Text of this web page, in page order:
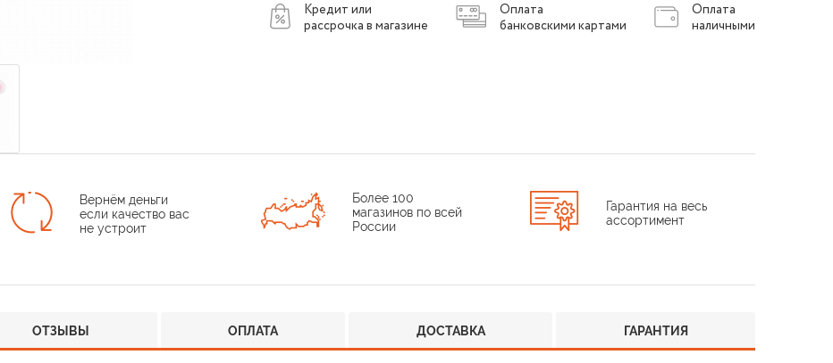
Оплата
наличными
Оплата
банковскими картами
Кредит или
рассрочка в магазине
Вернём деньги
если качество вас
не устроит
Более 100
магазинов по всей
России
Гарантия на весь
ассортимент
ОТЗЫВЫ ОПЛАТА ДОСТАВКА ГАРАНТИЯ